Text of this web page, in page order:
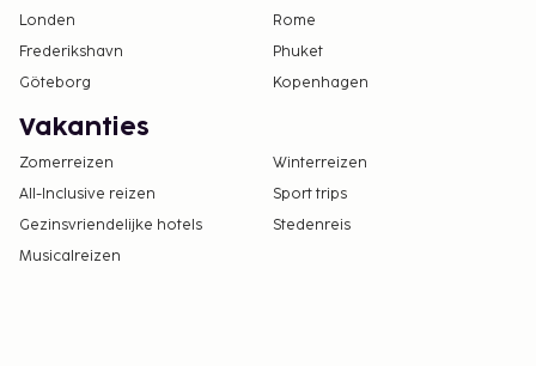
Londen
Rome
Frederikshavn
Phuket
Göteborg
Kopenhagen
Vakanties
Zomerreizen
Winterreizen
All-Inclusive reizen
Sport trips
Gezinsvriendelijke hotels
Stedenreis
Musicalreizen